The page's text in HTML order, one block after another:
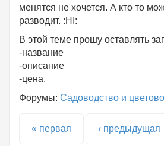
менятся не хочется. А кто то
разводит. :HI:
В этой теме прошу оставлять
-название
-описание
-цена.
Форумы: Садоводство и
Страницы
« первая ‹ предыдущая